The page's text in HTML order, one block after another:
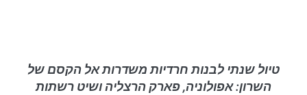
טיול שנתי לבנות חרדיות משדרות אל הקסם של
השרון: אפולוניה, פארק הרצליה ושיט רשתות